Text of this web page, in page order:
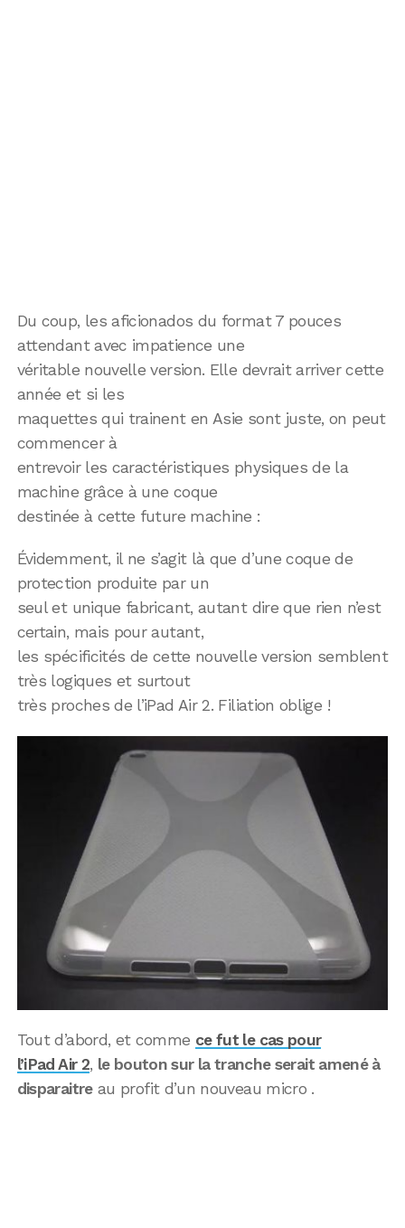
Du coup, les aficionados du format 7 pouces
attendant avec impatience une
véritable nouvelle version. Elle devrait arriver cette
année et si les
maquettes qui trainent en Asie sont juste, on peut
commencer à
entrevoir les caractéristiques physiques de la
machine grâce à une coque
destinée à cette future machine :
Évidemment, il ne s’agit là que d’une coque de
protection produite par un
seul et unique fabricant, autant dire que rien n’est
certain, mais pour autant,
les spécificités de cette nouvelle version semblent
très logiques et surtout
très proches de l’iPad Air 2. Filiation oblige !
Tout d’abord, et comme ce fut le cas pour
l’iPad Air 2, le bouton sur la tranche serait amené à
disparaitreau profit d’un nouveau micro .